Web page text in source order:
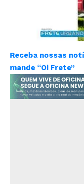
Receba nossas
mande “Oi Frete”